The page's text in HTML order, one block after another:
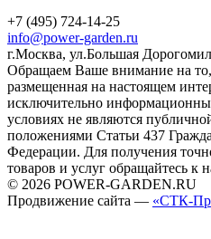
+7 (495) 724-14-25
info@power-garden.ru
г.Москва, ул.Большая
Обращаем Ваше внимание на
размещенная на настоящем
исключительно
условиях не являются
положениями Статьи 437
Федерации. Для получения
товаров и услуг обращайтесь
© 2026 POWER-GARDEN.RU
Продвижение сайта — «СТК-